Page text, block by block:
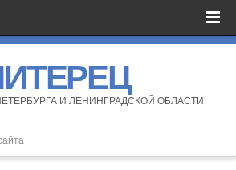
И ЛЕНИНГРАДСКОЙ ОБЛАСТИ